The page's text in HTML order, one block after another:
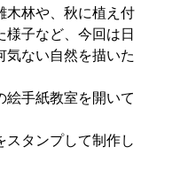
木林や、秋に植え付
様子など、今回は日
気ない自然を描いた
絵手紙教室を開いて
スタンプして制作し